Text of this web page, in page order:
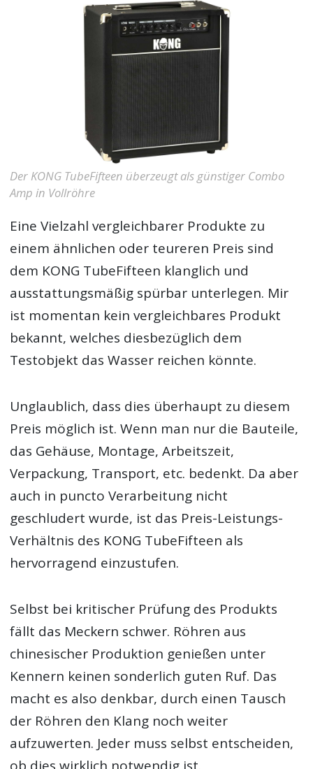
Der KONG TubeFifteen überzeugt als günstiger Combo
Amp in Vollröhre
Eine Vielzahl vergleichbarer Produkte zu
einem ähnlichen oder teureren Preis sind
dem KONG TubeFifteen klanglich und
ausstattungsmäßig spürbar unterlegen. Mir
ist momentan kein vergleichbares Produkt
bekannt, welches diesbezüglich dem
Testobjekt das Wasser reichen könnte.
Unglaublich, dass dies überhaupt zu diesem
Preis möglich ist. Wenn man nur die Bauteile,
das Gehäuse, Montage, Arbeitszeit,
Verpackung, Transport, etc. bedenkt. Da aber
auch in puncto Verarbeitung nicht
geschludert wurde, ist das Preis-Leistungs-
Verhältnis des KONG TubeFifteen als
hervorragend einzustufen.
Selbst bei kritischer Prüfung des Produkts
fällt das Meckern schwer. Röhren aus
chinesischer Produktion genießen unter
Kennern keinen sonderlich guten Ruf. Das
macht es also denkbar, durch einen Tausch
der Röhren den Klang noch weiter
aufzuwerten. Jeder muss selbst entscheiden,